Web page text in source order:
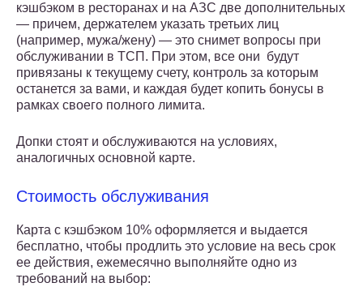
кэшбэком в ресторанах и на АЗС две дополнительных
— причем, держателем указать третьих лиц
(например, мужа/жену) — это снимет вопросы при
обслуживании в ТСП. При этом, все они будут
привязаны к текущему счету, контроль за которым
останется за вами, и каждая будет копить бонусы в
рамках своего полного лимита.
Допки стоят и обслуживаются на условиях,
аналогичных основной карте.
Стоимость обслуживания
Карта с кэшбэком 10% оформляется и выдается
бесплатно, чтобы продлить это условие на весь срок
ее действия, ежемесячно выполняйте одно из
требований на выбор: